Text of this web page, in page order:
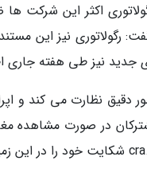
اکثر این
رگولاتوری نیز این
جدید نیز طی هفته
دقیق نظارت می کند و
در صورت مشاهده